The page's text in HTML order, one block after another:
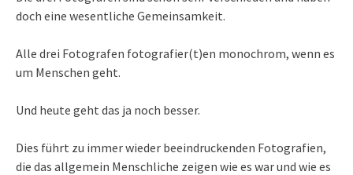
doch eine wesentliche Gemeinsamkeit.
Alle drei Fotografen fotografier(t)en monochrom, wenn es
um Menschen geht.
Und heute geht das ja noch besser.
Dies führt zu immer wieder beeindruckenden Fotografien,
die das allgemein Menschliche zeigen wie es war und wie es